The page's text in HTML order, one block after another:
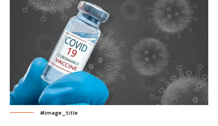
#image_title